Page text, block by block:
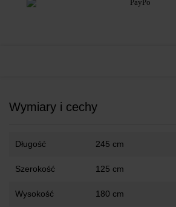
Wymiary i cechy
Długość 245 cm
Szerokość 125 cm
Wysokość 180 cm